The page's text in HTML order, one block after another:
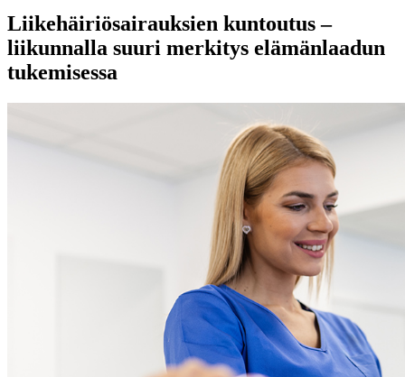
Liikehäiriösairauksien kuntoutus –
liikunnalla suuri merkitys elämänlaadun
tukemisessa